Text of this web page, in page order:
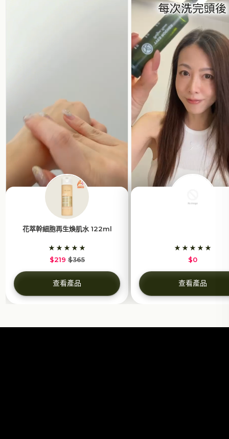
花萃幹細胞再生煥肌水 122ml
$219 $365
查看產品
$0
查看產品
Mr. Yves Rocher
JUST FOLLOW IT